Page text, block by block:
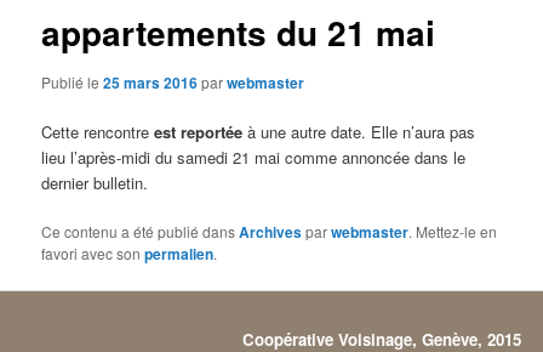
appartements du 21 mai
Publié le25 mars 2016parwebmaster
Cette rencontre est reportée à une autre date. Elle n’aura pas
lieu l’après-midi du samedi 21 mai comme annoncée dans le
dernier bulletin.
Ce contenu a été publié dansArchivesparwebmaster. Mettez-le en
favori avec sonpermalien.
Coopérative Voisinage, Genève, 2015